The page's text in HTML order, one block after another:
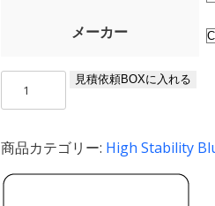
メーカー
/
50〜
300
見積依頼BOXに入れる
商品カテゴリー: High Stability